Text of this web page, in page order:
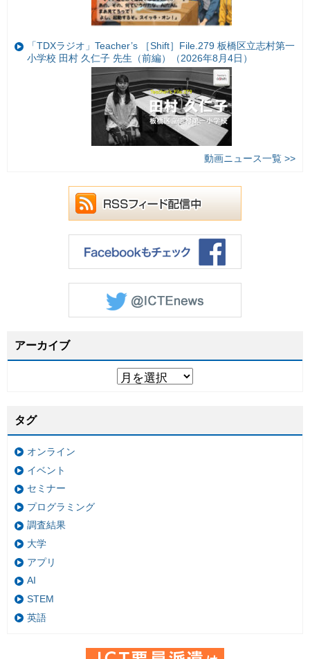
「TDXラジオ」Teacher’s ［Shift］File.279 板橋区立志村第一
小学校 田村 久仁子 先生（前編）（2026年8月4日）
動画ニュース一覧 >>
アーカイブ
タグ
オンライン
イベント
セミナー
プログラミング
調査結果
大学
アプリ
AI
STEM
英語